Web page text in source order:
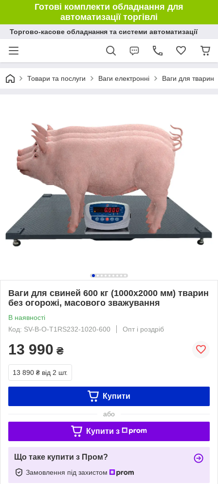
Готові комплекти обладнання для
автоматизації торгівлі
Торгово-касове обладнання та системи автоматизації
Товари та послуги Ваги електронні Ваги для тварин
Ваги для свиней 600 кг (1000x2000 мм) тварин
без огорожі, масового зважування
В наявності
Код: SV-B-O-Т1RS232-1020-600
Опт і роздріб
13 990 ₴
13 890 ₴ від 2 шт.
Купити
або
Купити з
Що таке купити з Пром?
Замовлення під захистом